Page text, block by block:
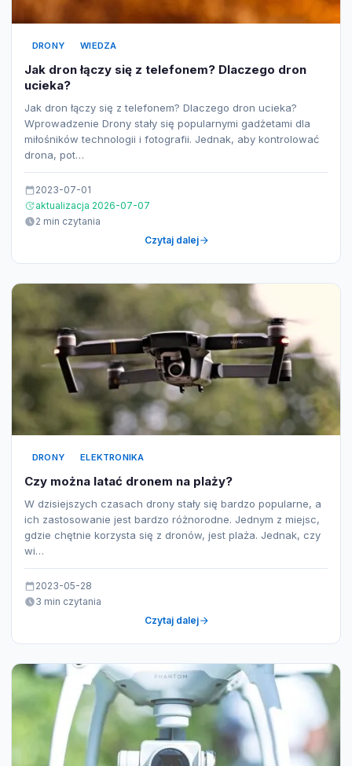
DRONY WIEDZA
Jak dron łączy się z telefonem? Dlaczego dron
ucieka?
Jak dron łączy się z telefonem? Dlaczego dron ucieka?
Wprowadzenie Drony stały się popularnymi gadżetami dla
miłośników technologii i fotografii. Jednak, aby kontrolować
drona, pot…
2023-07-01
aktualizacja 2026-07-07
2 min czytania
Czytaj dalej
DRONY ELEKTRONIKA
Czy można latać dronem na plaży?
W dzisiejszych czasach drony stały się bardzo popularne, a
ich zastosowanie jest bardzo różnorodne. Jednym z miejsc,
gdzie chętnie korzysta się z dronów, jest plaża. Jednak, czy
wi…
2023-05-28
3 min czytania
Czytaj dalej